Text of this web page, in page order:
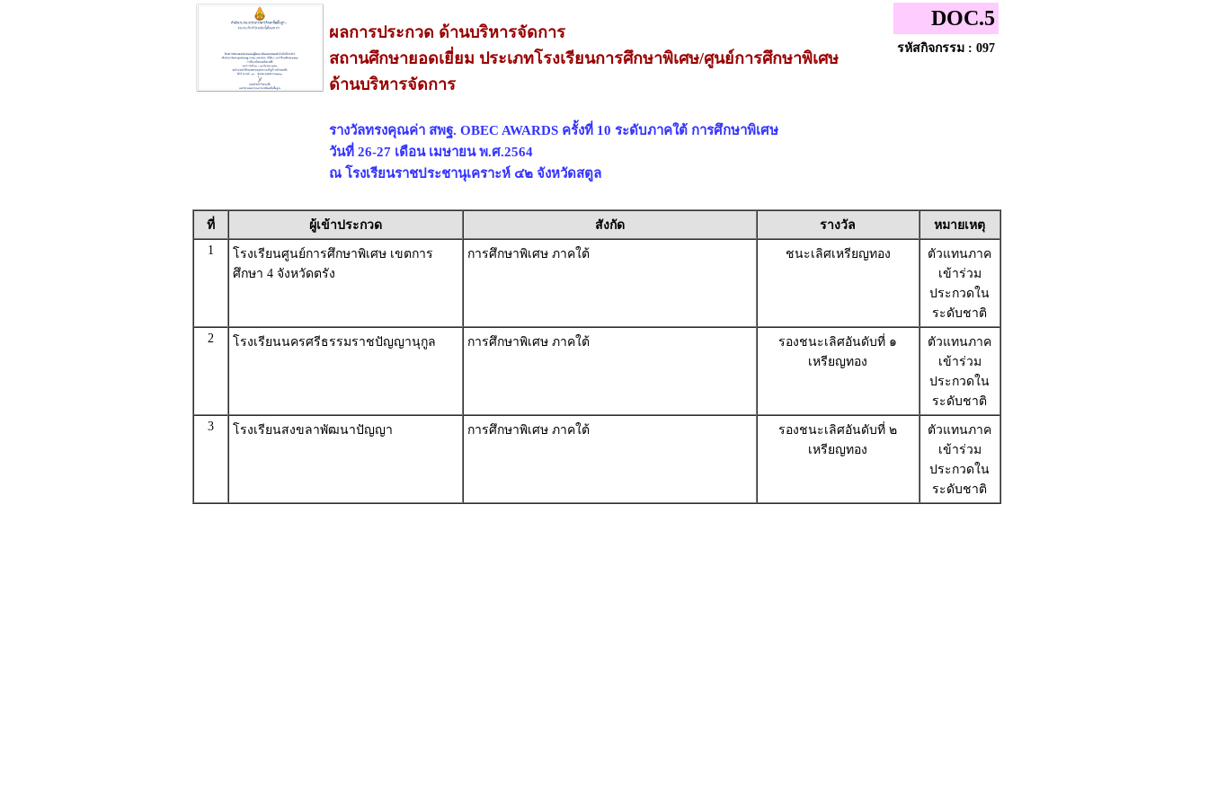
ผลการประกวด ด้านบริหารจัดการ
สถานศึกษายอดเยี่ยม ประเภทโรงเรียนการศึกษาพิเศษ/ศูนย์การศึกษาพิเศษ
ด้านบริหารจัดการ
รางวัลทรงคุณค่า สพฐ. OBEC AWARDS ครั้งที่ 10 ระดับภาคใต้ การศึกษาพิเศษ
วันที่ 26-27 เดือน เมษายน พ.ศ.2564
ณ โรงเรียนราชประชานุเคราะห์ ๔๒ จังหวัดสตูล
DOC.5
รหัสกิจกรรม : 097
ที่ ผู้เข้าประกวด สังกัด รางวัล
หมายเหตุ
1
โรงเรียนศูนย์การศึกษาพิเศษ เขตการ
ศึกษา 4 จังหวัดตรัง
การศึกษาพิเศษ ภาคใต้ ชนะเลิศเหรียญทอง
ตัวแทนภาค
เข้าร่วม
ประกวดใน
ระดับชาติ
2
โรงเรียนนครศรีธรรมราชปัญญานุกูล การศึกษาพิเศษ ภาคใต้
รองชนะเลิศอันดับที่ ๑
เหรียญทอง
ตัวแทนภาค
เข้าร่วม
ประกวดใน
ระดับชาติ
3
โรงเรียนสงขลาพัฒนาปัญญา การศึกษาพิเศษ ภาคใต้
รองชนะเลิศอันดับที่ ๒
เหรียญทอง
ตัวแทนภาค
เข้าร่วม
ประกวดใน
ระดับชาติ